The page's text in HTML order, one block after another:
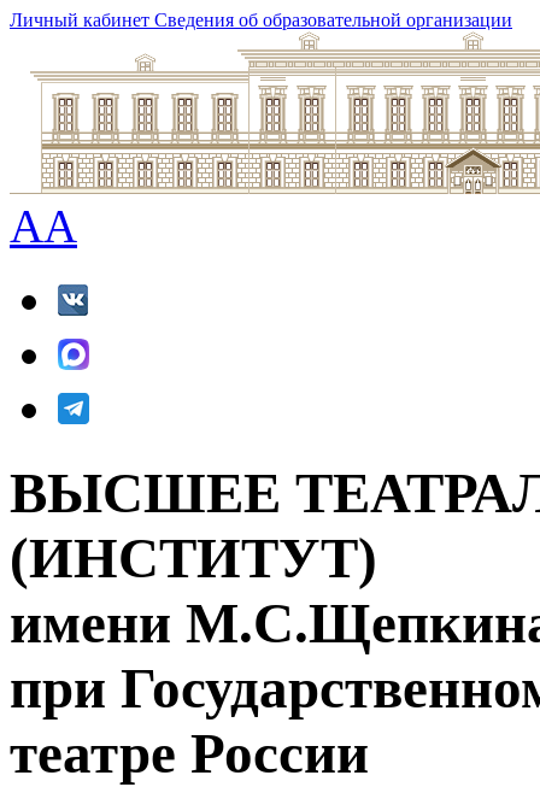
Личный кабинет Сведения об образовательной организации
AA
ВЫСШЕЕ
(ИНСТИТУТ)
имени
при
театре России